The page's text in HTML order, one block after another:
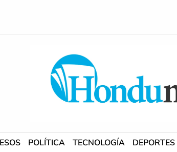
POLÍTICA TECNOLOGÍA DEPORTES